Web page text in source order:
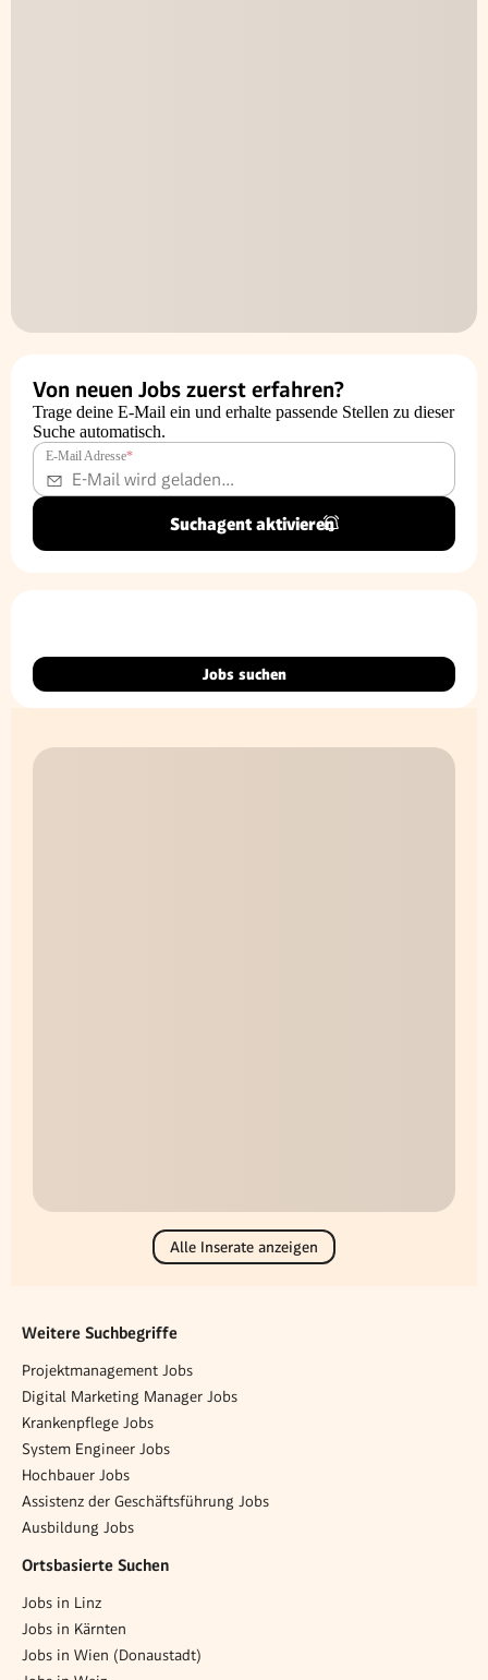
Von neuen Jobs zuerst erfahren?
Trage deine E-Mail ein und erhalte passende Stellen zu dieser
Suche automatisch.
E-Mail Adresse*
Suchagent aktivieren
Jobs suchen
Alle Inserate anzeigen
Weitere Suchbegriffe
Projektmanagement Jobs
Digital Marketing Manager Jobs
Krankenpflege Jobs
System Engineer Jobs
Hochbauer Jobs
Assistenz der Geschäftsführung Jobs
Ausbildung Jobs
Ortsbasierte Suchen
Jobs in Linz
Jobs in Kärnten
Jobs in Wien (Donaustadt)